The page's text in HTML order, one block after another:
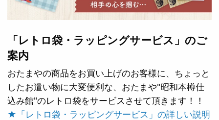
「レトロ袋・ラッピングサービス」のご
案内
おたまやの商品をお買い上げのお客様に、ちょっと
したお遣い物に大変便利な、おたまや"昭和本樽仕
込み館"のレトロ袋をサービスさせて頂きます！！
★「レトロ袋・ラッピングサービス」の詳しい説明